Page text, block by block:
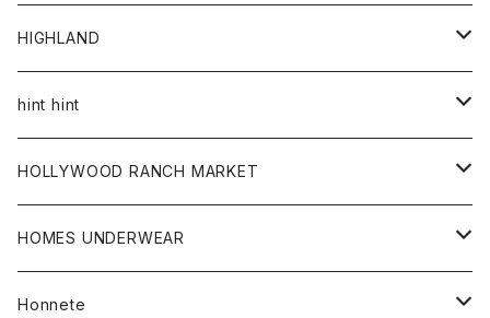
アウター
ジャケット
トップス
シャツ
カーディガン
ボトム
グッズ
帽子
HIGHLAND
帽子
hint hint
ストール
HOLLYWOOD RANCH MARKET
アウター
カーディガン
アクセサリー
HOMES UNDERWEAR
アウター
Honnete